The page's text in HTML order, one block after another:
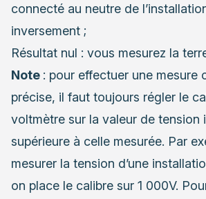
connecté au neutre de
inversement ;
Résultat nul : vous mesurez la
Note : pour effectuer une mesure
précise, il faut toujours régler le
voltmètre sur la valeur de tension
supérieure à celle mesurée. Par
mesurer la tension d’une
on place le calibre sur 1 000V.